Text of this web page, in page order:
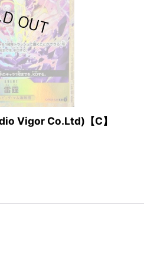
Vigor Co.Ltd)【C】